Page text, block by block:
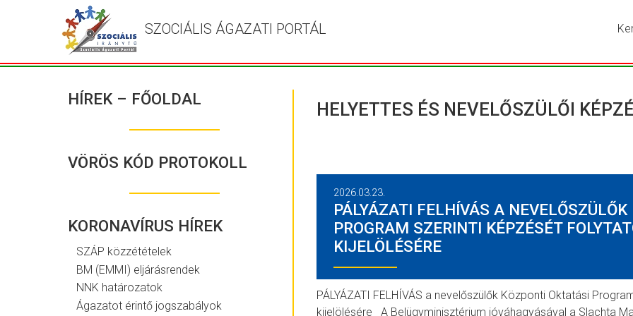
SZOCIÁLIS ÁGAZATI PORTÁL
Írja
a
HÍREK – FŐOLDAL
VÖRÖS KÓD PROTOKOLL
KORONAVÍRUS HÍREK
SZÁP közzétételek
BM (EMMI) eljárásrendek
NNK határozatok
Ágazatot érintő jogszabályok
HELYETTES ÉS NEVELŐSZÜLŐI
2026.03.23.
PÁLYÁZATI FELHÍVÁS A
PROGRAM SZERINTI KÉPZÉSÉT
KIJELÖLÉSÉRE
PÁLYÁZATI FELHÍVÁS a nevelőszülők Központi Oktatási
kijelölésére A Belügyminisztérium jóváhagyásával a Slachta